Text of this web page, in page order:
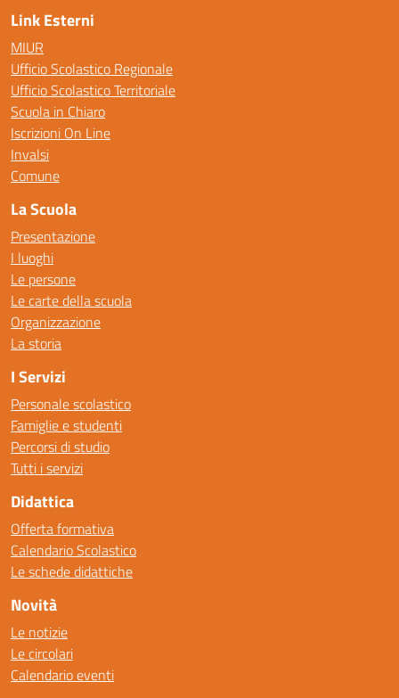
Link Esterni
MIUR
Ufficio Scolastico Regionale
Ufficio Scolastico Territoriale
Scuola in Chiaro
Iscrizioni On Line
Invalsi
Comune
La Scuola
Presentazione
I luoghi
Le persone
Le carte della scuola
Organizzazione
La storia
I Servizi
Personale scolastico
Famiglie e studenti
Percorsi di studio
Tutti i servizi
Didattica
Offerta formativa
Calendario Scolastico
Le schede didattiche
Novità
Le notizie
Le circolari
Calendario eventi